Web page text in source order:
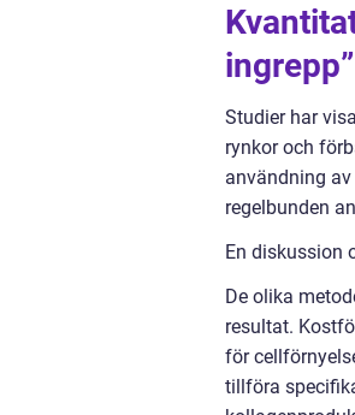
ingrepp”
Studier har
rynkor och
användning
regelbunden
En diskussion
De olika
resultat.
för
tillföra